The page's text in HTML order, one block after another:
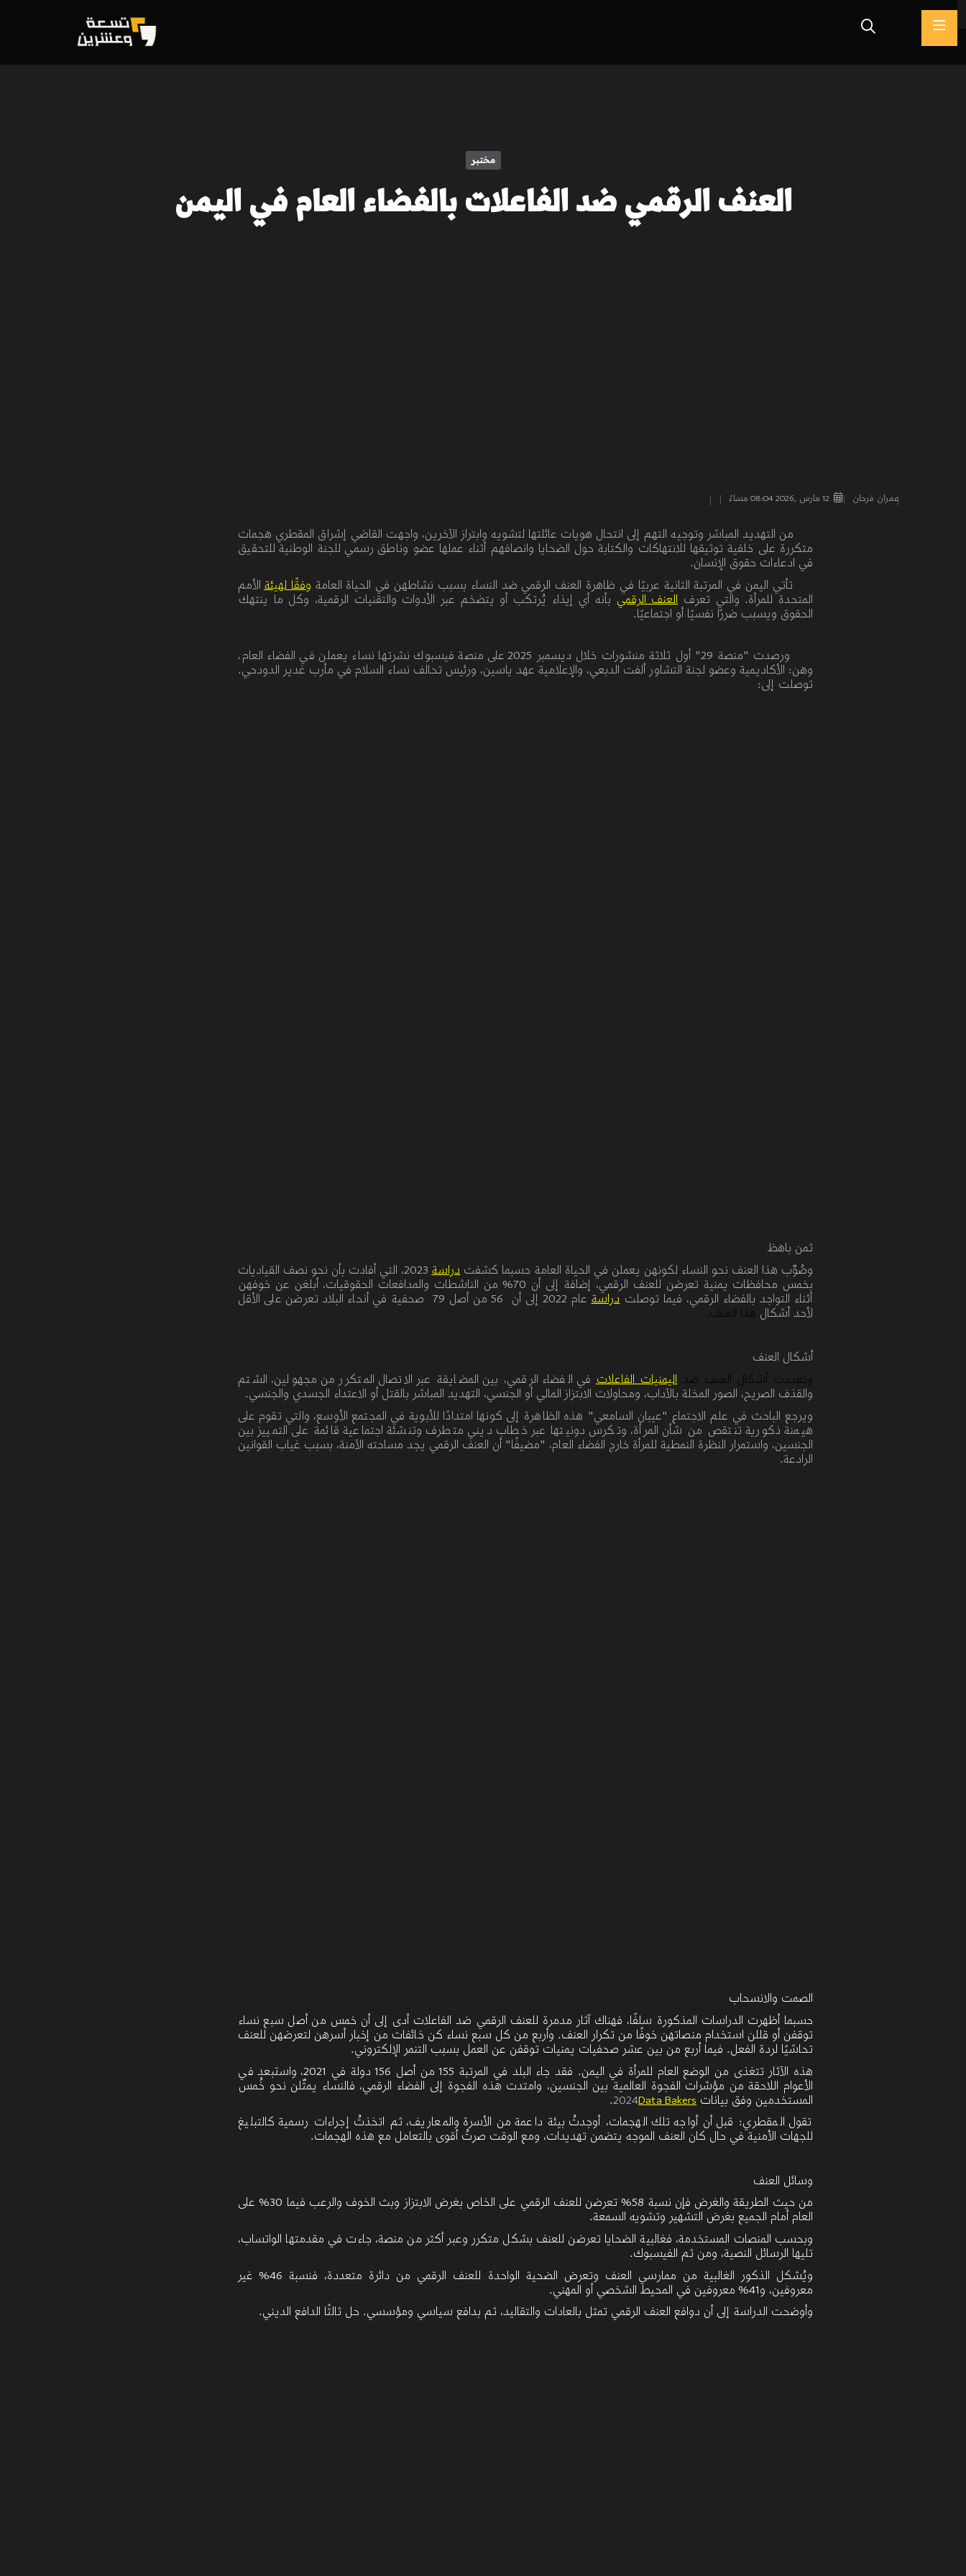
مختبر
العنف الرقمي ضد الفاعلات بالفضاء العام في اليمن
عمران فرحان 12 مارس ,2026 08:04 مساءً
من التهديد المباشر وتوجيه التهم إلى انتحال هويات عائلتها لتشويه وابتراز الآخرين، واجهت القاضي إشراق المقطري هجمات
متكررة على خلفية توثيقها للانتهاكات والكتابة حول الضحايا وانصافهم أثناء عملها عضو وناطق رسمي للجنة الوطنية للتحقيق
في ادعاءات حقوق الإنسان.
تأتي اليمن في المرتبة الثانية عربيًا في ظاهرة العنف الرقمي ضد النساء بسبب نشاطهن في الحياة العامة وفقًا لهيئة الأمم
المتحدة للمرأة. والتي تعرف العنف الرقمي بأنه أي إيذاء يُرتكب أو يتضخم عبر الأدوات والتقنيات الرقمية، وكل ما
ينتهك
الحقوق ويسبب ضررًا نفسيًا أو اجتماعيًا .
ورصدت "منصة 29" أول ثلاثة منشورات خلال ديسمبر 2025 على منصة فيسبوك نشرتها نساء يعملن في الفضاء العام،
وهن: الأكاديمية وعضو لجنة التشاور ألفت الدبعي، والإعلامية عهد ياسين، ورئيس تحالف نساء السلام في مأرب غدير الدودحي.
توصلت إلى:
ثمن باهظ
وصُوِّب هذا العنف نحو النساء لكونهن يعملن في الحياة العامة حسبما كشفت دراسة 2023، التي أفادت بأن نحو نصف القياديات
بخمس محافظات يمنية تعرضن للعنف الرقمي، إضافة إلى أن 70%
من الناشطات والمدافعات الحقوقيات، أبلغن عن خوفهن
أثناء التواجد بالفضاء الرقمي، فيما توصلت دراسة عام 2022 إلى أن 56 من أصل 79 صحفية
في أنحاء البلاد تعرضن على الأقل
لأحد أشكال هذا العنف.
أشكال العنف
وتعددت أشكال العنف ضد اليمنيات الفاعلات
في الفضاء الرقمي، بين المضايقة عبر الاتصال المتكرر من مجهولين، الشتم
والقذف الصريح، الصور المخلة بالآداب، ومحاولات الابتزاز
المالي أو الجنسي، التهديد المباشر بالقتل أو الاعتداء الجسدي والجنسي .
ويرجع الباحث في علم الاجتماع " عيبان السامعي "
هذه الظاهرة إلى كونها امتدادًا للأبوية في المجتمع الأوسع، والتي تقوم على
هيمنة ذكورية تنتقص من شأن المرأة، وتكرس دونيتها عبر خطاب ديني متطرف وتنشئة اجتماعية قائمة على التمييز بين
الجنسين، واستمرار النظرة النمطية للمرأة خارج الفضاء العام، "مضيفًا" أن العنف الرقمي يجد مساحته الآمنة، بسبب غياب القوانين
الرادعة.
الصمت والانسحاب
حسبما أظهرت الدراسات المذكورة سلفًا، فهناك آثار مدمرة للعنف الرقمي ضد الفاعلات أدى إلى أن خمس من أصل سبع نساء
توقفن أو قللن استخدام منصاتهن خوفًا من تكرار العنف. وأربع من كل سبع نساء كن خائفات من إخبار أسرهن لتعرضهن للعنف
تحاشيًا لردة الفعل. فيما أربع من بين عشر صحفيات يمنيات توقفن عن العمل بسبب التنمر الإلكتروني.
هذه الآثار تتغذى من الوضع العام للمرأة في اليمن. فقد جاء البلد في المرتبة 155 من أصل 156 دولة في
، واستبعد في
الأعوام اللاحقة من مؤشرات الفجوة العالمية بين الجنسين، وامتدت هذه الفجوة إلى الفضاء الرقمي، فالنساء يمثّلن نحو خُمس
المستخدمين وفق بيانات Data Bakers
.
تقول المقطري: قبل أن أواجه تلك الهجمات، أوجدتُ بيئة داعمة من الأسرة والمعاريف، ثم اتخذتُ إجراءات رسمية كالتبليغ
للجهات الأمنية في حال كان العنف الموجه يتضمن تهديدات، ومع الوقت صرتُ أقوى بالتعامل مع هذه الهجمات.
وسائل العنف
من حيث الطريقة والغرض فإن نسبة 58%
تعرضن للعنف الرقمي على الخاص بغرض الابتزاز وبث الخوف والرعب فيما 30% على
العام أمام الجميع بغرض التشهير وتشويه السمعة.
وبحسب المنصات المستخدمة، فغالبية الضحايا تعرضن للعنف بشكل متكرر وعبر أكثر من منصة، جاءت في مقدمتها الواتساب،
تليها الرسائل النصية، ومن ثم الفيسبوك.
ويُشكل الذكور الغالبية من ممارسي العنف وتعرض الضحية الواحدة للعنف الرقمي من دائرة متعددة، فنسبة 46%
غير
معروفين، و41%
معروفين في المحيط الشخصي أو المهني.
وأوضحت الدراسة إلى أن دوافع العنف الرقمي تمثل بالعادات والتقاليد، ثم بدافع سياسي ومؤسسي. حل ثالثًا الدافع الديني.